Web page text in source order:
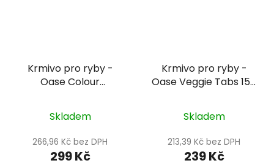
Krmivo pro ryby -
Oase Colour
Skladem
266,96 Kč bez DPH
299 Kč
Krmivo pro ryby -
Oase Veggie Tabs 150
Skladem
213,39 Kč bez DPH
239 Kč